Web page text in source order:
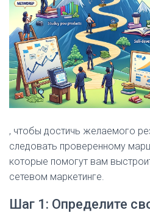
, чтобы достичь желаемого
следовать проверенному
которые помогут вам
сетевом маркетинге.
Шаг 1: Определите